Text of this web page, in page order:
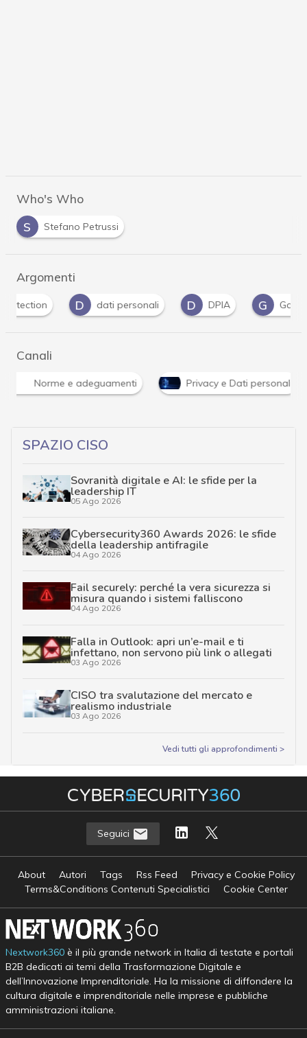
Who's Who
S
Stefano Petrussi
Argomenti
D
dati personali D DPIA G Garante Privacy
Canali
Norme e adeguamenti Privacy e Dati personali
SPAZIO CISO
Sovranità digitale e AI: le sfide per la
leadership IT
05 Ago 2026
Cybersecurity360 Awards 2026: le sfide
della leadership antifragile
04 Ago 2026
Fail securely: perché la vera sicurezza si
misura quando i sistemi falliscono
04 Ago 2026
Falla in Outlook: apri un’e-mail e ti
infettano, non servono più link o allegati
03 Ago 2026
CISO tra svalutazione del mercato e
realismo industriale
03 Ago 2026
Vedi tutti gli approfondimenti >
Seguici
About Autori Tags Rss Feed
Privacy e Cookie Policy
Terms&Conditions Contenuti Specialistici
Cookie Center
Nextwork360è il più grande network in Italia di testate e portali
B2B dedicati ai temi della Trasformazione Digitale e
dell’Innovazione Imprenditoriale. Ha la missione di diffondere la
cultura digitale e imprenditoriale nelle imprese e pubbliche
amministrazioni italiane.